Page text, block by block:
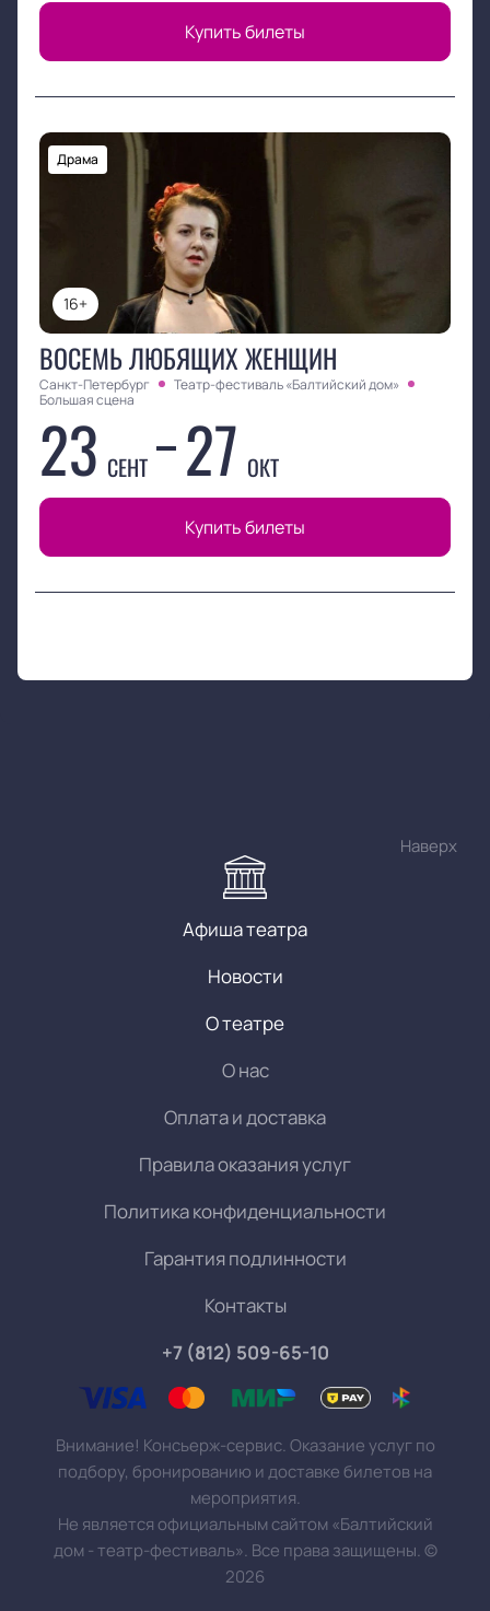
Купить билеты
16+
Драма
ВОСЕМЬ ЛЮБЯЩИХ ЖЕНЩИН
Санкт-Петербург
Театр-фестиваль «Балтийский дом»
Большая сцена
23 СЕНТ 27 ОКТ
Купить билеты
Наверх
Афиша театра
Новости
О театре
О нас
Оплата и доставка
Правила оказания услуг
Политика конфиденциальности
Гарантия подлинности
Контакты
+7 (812) 509-65-10
Внимание! Консьерж-сервис. Оказание услуг по
подбору, бронированию и доставке билетов на
мероприятия.
Не является официальным сайтом «Балтийский
дом - театр-фестиваль». Все права защищены.©
2026